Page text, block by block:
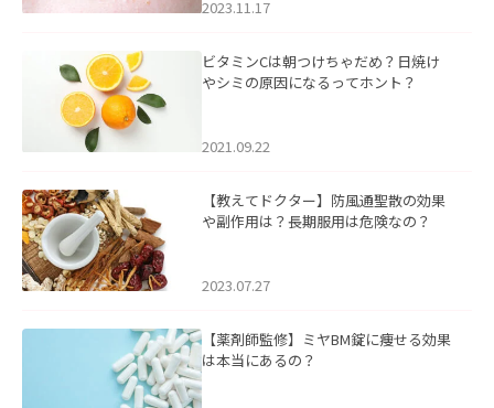
2023.11.17
ビタミンCは朝つけちゃだめ？日焼け
やシミの原因になるってホント？
2021.09.22
【教えてドクター】防風通聖散の効果
や副作用は？長期服用は危険なの？
2023.07.27
【薬剤師監修】ミヤBM錠に痩せる効果
は本当にあるの？